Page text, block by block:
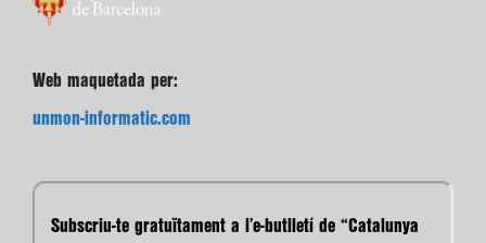
Web maquetada per:
unmon-informatic.com
Subscriu-te gratuïtament a l’e-butlletí de “Catalunya